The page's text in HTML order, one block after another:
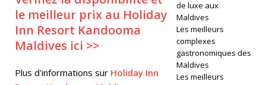
R
le meilleur prix au Holiday
Inn Resort Kandooma
Maldives ici >>
Plus d'informations sur Holiday Inn
de luxe aux
Maldives
Les meilleurs
complexes
gastronomiques des
Maldives
Les meilleurs